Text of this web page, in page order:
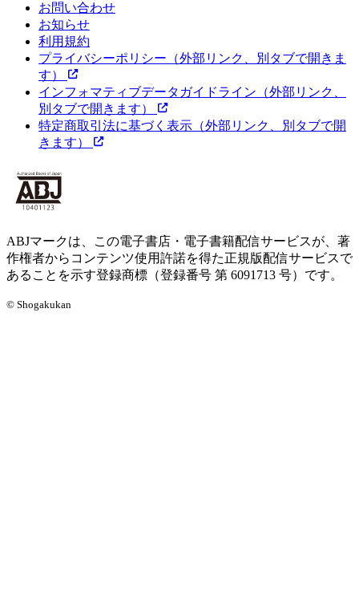
お問い合わせ
お知らせ
利用規約
プライバシーポリシー （外部リンク、別タブで開きま
す）
インフォマティブデータガイドライン （外部リンク、
別タブで開きます）
特定商取引法に基づく表示 （外部リンク、別タブで開
きます）
ABJマークは、この電子書店・電子書籍配信サービスが、著
作権者からコンテンツ使用許諾を得た正規版配信サービスで
あることを示す登録商標（登録番号 第 6091713 号）です。
© Shogakukan